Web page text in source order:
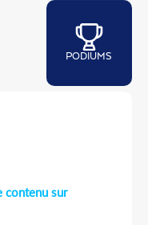
PODIUMS
contenu sur